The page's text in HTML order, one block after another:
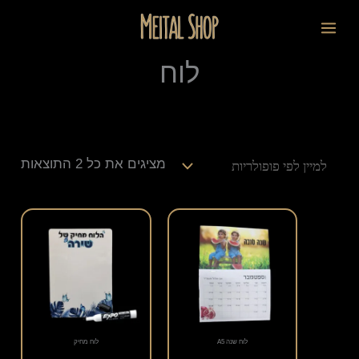
לתוכן
לוח
מציגים את כל ⁦2⁩ התוצאות
לוח שנה A5 לוח מחיק
למוצר
זה
יש
מספר
סוגים.